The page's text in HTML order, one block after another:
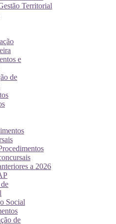
Territorial
e
de
a 2026
Social
de